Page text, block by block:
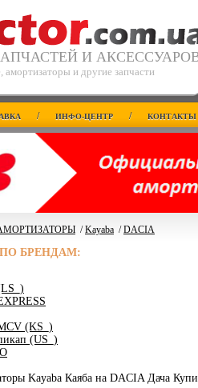
И
и другие запчасти
/ ИНФО-ЦЕНТР / КОНТАКТЫ
/Kayaba /DACIA
БРЕНДАМ:
(KS_)
(US_)
Kayaba Каяба на DACIA Дача